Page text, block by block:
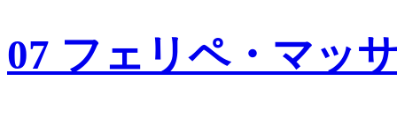
07 フェリペ・マッ